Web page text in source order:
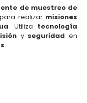
de muestreo de
realizar misiones
. Utiliza tecnología
y seguridad en
.